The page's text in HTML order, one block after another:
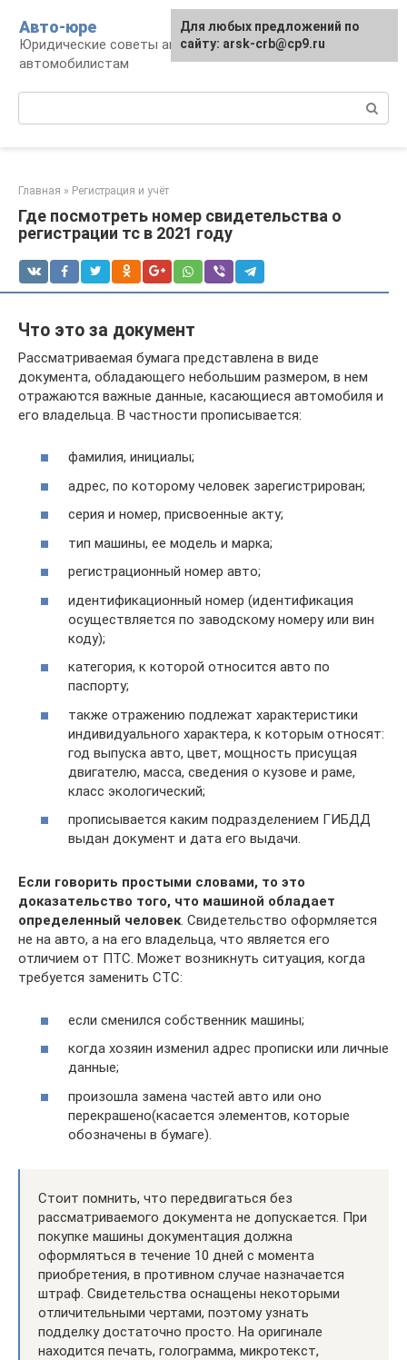
контенту
Авто-юре
Юридические советы автовладельцам и
автомобилистам
Главная » Регистрация и учёт
Где посмотреть номер свидетельства о
регистрации тс в 2021 году
Что это за документ
Рассматриваемая бумага представлена в виде
документа, обладающего небольшим размером, в нем
отражаются важные данные, касающиеся автомобиля и
его владельца. В частности прописывается:
фамилия, инициалы;
адрес, по которому человек зарегистрирован;
серия и номер, присвоенные акту;
тип машины, ее модель и марка;
регистрационный номер авто;
идентификационный номер (идентификация
осуществляется по заводскому номеру или вин
коду);
категория, к которой относится авто по
паспорту;
также отражению подлежат характеристики
индивидуального характера, к которым относят:
год выпуска авто, цвет, мощность присущая
двигателю, масса, сведения о кузове и раме,
класс экологический;
прописывается каким подразделением ГИБДД
выдан документ и дата его выдачи.
Если говорить простыми словами, то это
доказательство того, что машиной обладает
определенный человек. Свидетельство оформляется
не на авто, а на его владельца, что является его
отличием от ПТС. Может возникнуть ситуация, когда
требуется заменить СТС:
если сменился собственник машины;
когда хозяин изменил адрес прописки или личные
данные;
произошла замена частей авто или оно
перекрашено(касается элементов, которые
обозначены в бумаге).
Стоит помнить, что передвигаться без
рассматриваемого документа не допускается. При
покупке машины документация должна
оформляться в течение 10 дней с момента
приобретения, в противном случае назначается
штраф. Свидетельства оснащены некоторыми
отличительными чертами, поэтому узнать
подделку достаточно просто. На оригинале
находится печать, голограмма, микротекст,
Для любых предложений по
сайту: arsk-crb@cp9.ru